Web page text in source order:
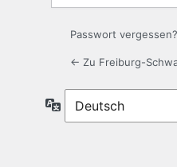
Passwort vergessen?
← Zu Freiburg-
Sprache